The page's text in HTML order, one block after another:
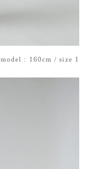
model : 160cm / size 1